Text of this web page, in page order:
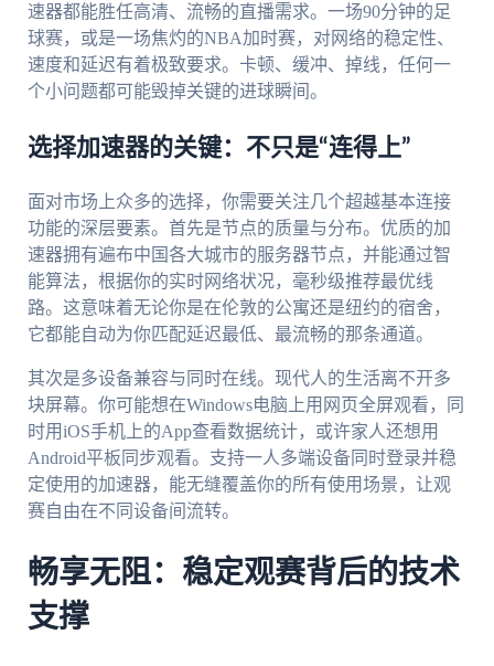
速器都能胜任高清、流畅的直播需求。一场90分钟的足
球赛，或是一场焦灼的NBA加时赛，对网络的稳定性、
速度和延迟有着极致要求。卡顿、缓冲、掉线，任何一
个小问题都可能毁掉关键的进球瞬间。
选择加速器的关键：不只是“连得上”
面对市场上众多的选择，你需要关注几个超越基本连接
功能的深层要素。首先是节点的质量与分布。优质的加
速器拥有遍布中国各大城市的服务器节点，并能通过智
能算法，根据你的实时网络状况，毫秒级推荐最优线
路。这意味着无论你是在伦敦的公寓还是纽约的宿舍，
它都能自动为你匹配延迟最低、最流畅的那条通道。
其次是多设备兼容与同时在线。现代人的生活离不开多
块屏幕。你可能想在Windows电脑上用网页全屏观看，同
时用iOS手机上的App查看数据统计，或许家人还想用
Android平板同步观看。支持一人多端设备同时登录并稳
定使用的加速器，能无缝覆盖你的所有使用场景，让观
赛自由在不同设备间流转。
畅享无阻：稳定观赛背后的技术
支撑